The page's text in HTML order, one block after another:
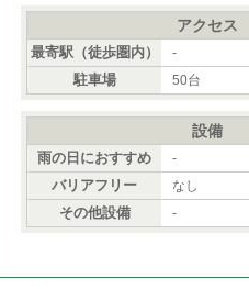
アクセス
最寄駅（徒歩圏内） -
駐車場 50台
設備
雨の日におすすめ -
バリアフリー なし
その他設備 -